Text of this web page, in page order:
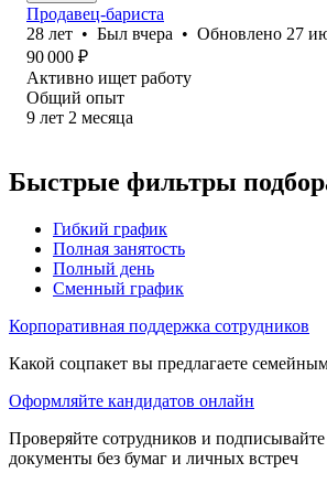
Продавец-бариста
28 лет • Был вчера • Обновлено 27
90 000 ₽
Активно ищет работу
Общий опыт
9 лет 2 месяца
Быстрые фильтры
Гибкий график
Полная занятость
Полный день
Сменный график
Корпоративная поддержка сотрудников
Какой соцпакет вы предлагаете
Оформляйте кандидатов онлайн
Проверяйте сотрудников и
документы без бумаг и личных встреч